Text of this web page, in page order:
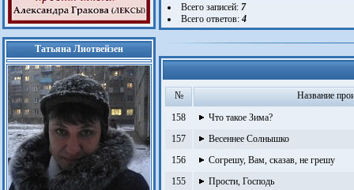
Татьяна Лиотвейзен
Всего записей: 7
Всего ответов: 4
№
Название
158
Что такое Зима?
157
Весеннее Солнышко
156
Согрешу, Вам, сказав, не грешу
155
Прости, Господь